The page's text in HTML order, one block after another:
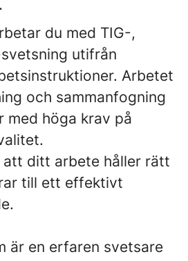
du med TIG-,
utifrån
Arbetet
och sammanfogning
med höga krav på
att ditt arbete håller rätt
till ett effektivt
är en erfaren svetsare